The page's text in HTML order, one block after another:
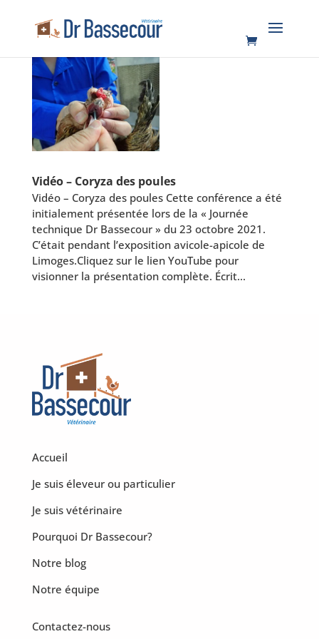
Vidéo – Coryza des poules
Vidéo – Coryza des poules Cette conférence a été
initialement présentée lors de la « Journée
technique Dr Bassecour » du 23 octobre 2021.
C’était pendant l’exposition avicole-apicole de
Limoges.Cliquez sur le lien YouTube pour
visionner la présentation complète. Écrit...
Accueil
Je suis éleveur ou particulier
Je suis vétérinaire
Pourquoi Dr Bassecour?
Notre blog
Notre équipe
Contactez-nous